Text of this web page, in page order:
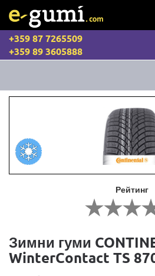
+359 87 7265509
+359 89 3605888
Рейтинг
Зимни гуми
WinterContact TS